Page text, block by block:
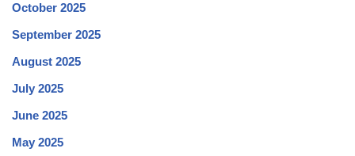
October 2025
September 2025
August 2025
July 2025
June 2025
May 2025